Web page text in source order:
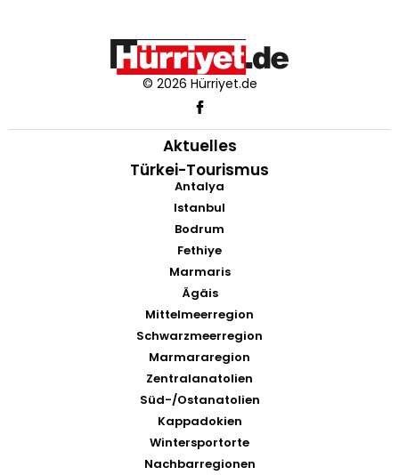
© 2026 Hürriyet.de
Aktuelles
Türkei-Tourismus
Antalya
Istanbul
Bodrum
Fethiye
Marmaris
Ägäis
Mittelmeerregion
Schwarzmeerregion
Marmararegion
Zentralanatolien
Süd-/Ostanatolien
Kappadokien
Wintersportorte
Nachbarregionen